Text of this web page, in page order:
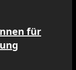
für